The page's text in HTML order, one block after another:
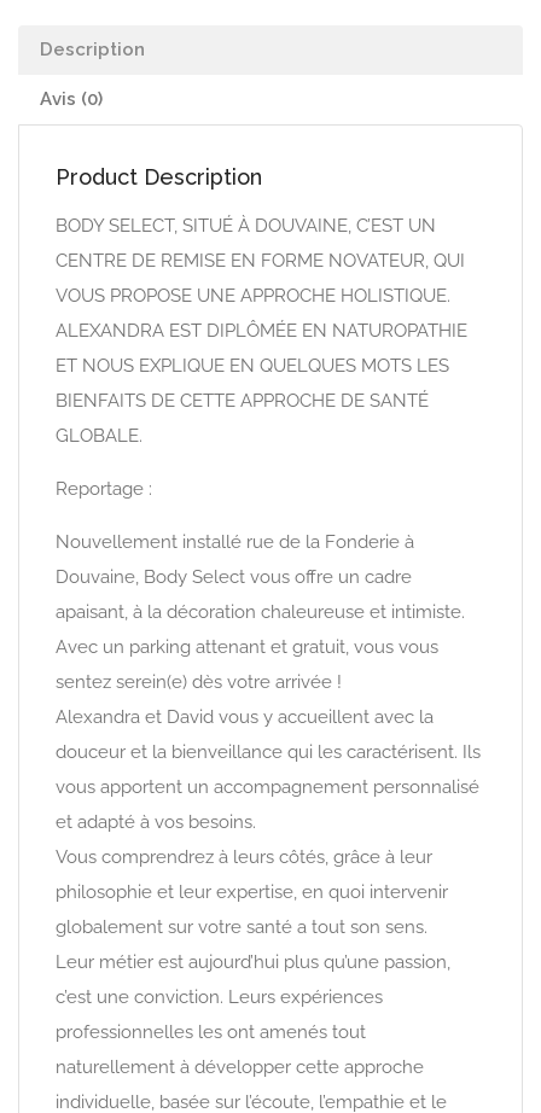
Description
Avis (0)
Product Description
BODY SELECT, SITUÉ À DOUVAINE, C’EST UN
CENTRE DE REMISE EN FORME NOVATEUR, QUI
VOUS PROPOSE UNE APPROCHE HOLISTIQUE.
ALEXANDRA EST DIPLÔMÉE EN NATUROPATHIE
ET NOUS EXPLIQUE EN QUELQUES MOTS LES
BIENFAITS DE CETTE APPROCHE DE SANTÉ
GLOBALE.
Reportage :
Nouvellement installé rue de la Fonderie à
Douvaine, Body Select vous offre un cadre
apaisant, à la décoration chaleureuse et intimiste.
Avec un parking attenant et gratuit, vous vous
sentez serein(e) dès votre arrivée !
Alexandra et David vous y accueillent avec la
douceur et la bienveillance qui les caractérisent. Ils
vous apportent un accompagnement personnalisé
et adapté à vos besoins.
Vous comprendrez à leurs côtés, grâce à leur
philosophie et leur expertise, en quoi intervenir
globalement sur votre santé a tout son sens.
Leur métier est aujourd’hui plus qu’une passion,
c’est une conviction. Leurs expériences
professionnelles les ont amenés tout
naturellement à développer cette approche
individuelle, basée sur l’écoute, l’empathie et le